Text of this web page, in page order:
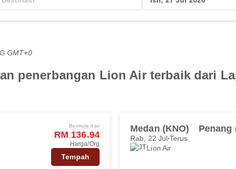
GMT+0
penerbangan Lion Air terbaik dari
Bermula dari
RM 136.94
Harga/Org
Tempah
Medan (KNO) Penang
Rab, 22 Jul Terus
Lion Air